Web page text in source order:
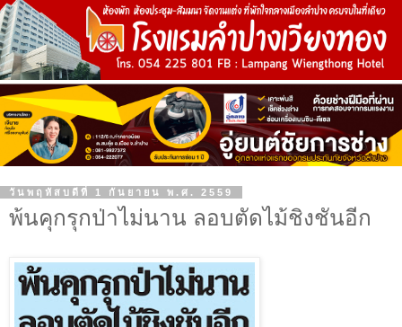
วันพฤหัสบดีที่ 1 กันยายน พ.ศ. 2559
พ้นคุกรุกป่าไม่นาน ลอบตัดไม้ชิงชันอีก